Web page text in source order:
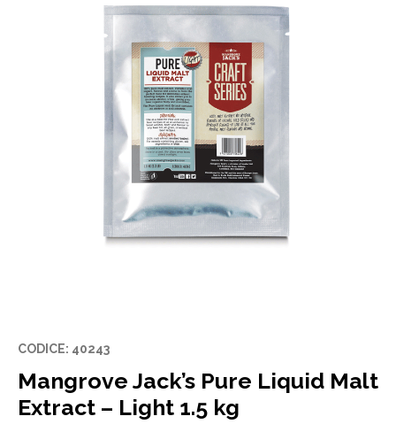
CODICE: 40243
Mangrove Jack’s Pure Liquid Malt
Extract – Light 1.5 kg